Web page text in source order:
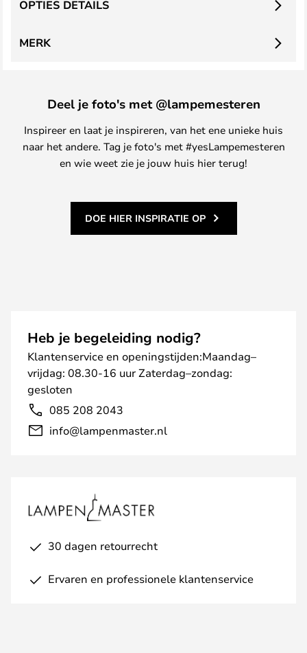
OPTIES DETAILS
MERK
Deel je foto's met @lampemesteren
Inspireer en laat je inspireren, van het ene unieke huis
naar het andere. Tag je foto's met #yesLampemesteren
en wie weet zie je jouw huis hier terug!
DOE HIER INSPIRATIE OP
Heb je begeleiding nodig?
Klantenservice en openingstijden:Maandag–
vrijdag: 08.30-16 uur Zaterdag–zondag:
gesloten
085 208 2043
info@lampenmaster.nl
30 dagen retourrecht
Ervaren en professionele klantenservice